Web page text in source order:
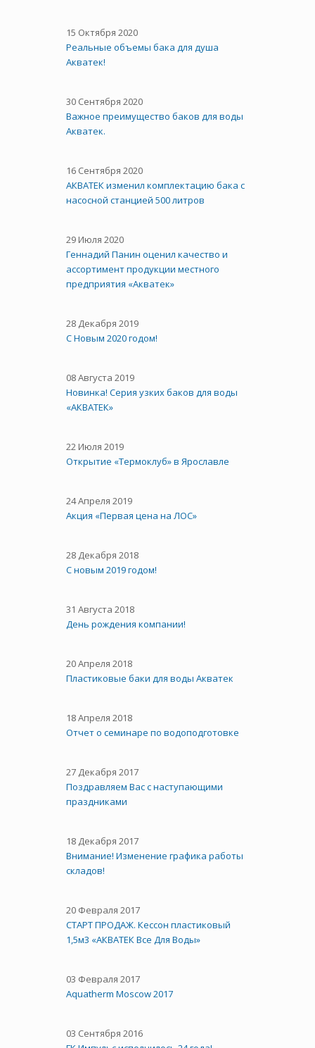
15 Октября 2020
Реальные объемы бака для душа
Акватек!
30 Сентября 2020
Важное преимущество баков для воды
Акватек.
16 Сентября 2020
АКВАТЕК изменил комплектацию бака с
насосной станцией 500 литров
29 Июля 2020
Геннадий Панин оценил качество и
ассортимент продукции местного
предприятия «Акватек»
28 Декабря 2019
С Новым 2020 годом!
08 Августа 2019
Новинка! Серия узких баков для воды
«АКВАТЕК»
22 Июля 2019
Открытие «Термоклуб» в Ярославле
24 Апреля 2019
Акция «Первая цена на ЛОС»
28 Декабря 2018
С новым 2019 годом!
31 Августа 2018
День рождения компании!
20 Апреля 2018
Пластиковые баки для воды Акватек
18 Апреля 2018
Отчет о семинаре по водоподготовке
27 Декабря 2017
Поздравляем Вас с наступающими
праздниками
18 Декабря 2017
Внимание! Изменение графика работы
складов!
20 Февраля 2017
СТАРТ ПРОДАЖ. Кессон пластиковый
1,5м3 «АКВАТЕК Все Для Воды»
03 Февраля 2017
Aquatherm Moscow 2017
03 Сентября 2016